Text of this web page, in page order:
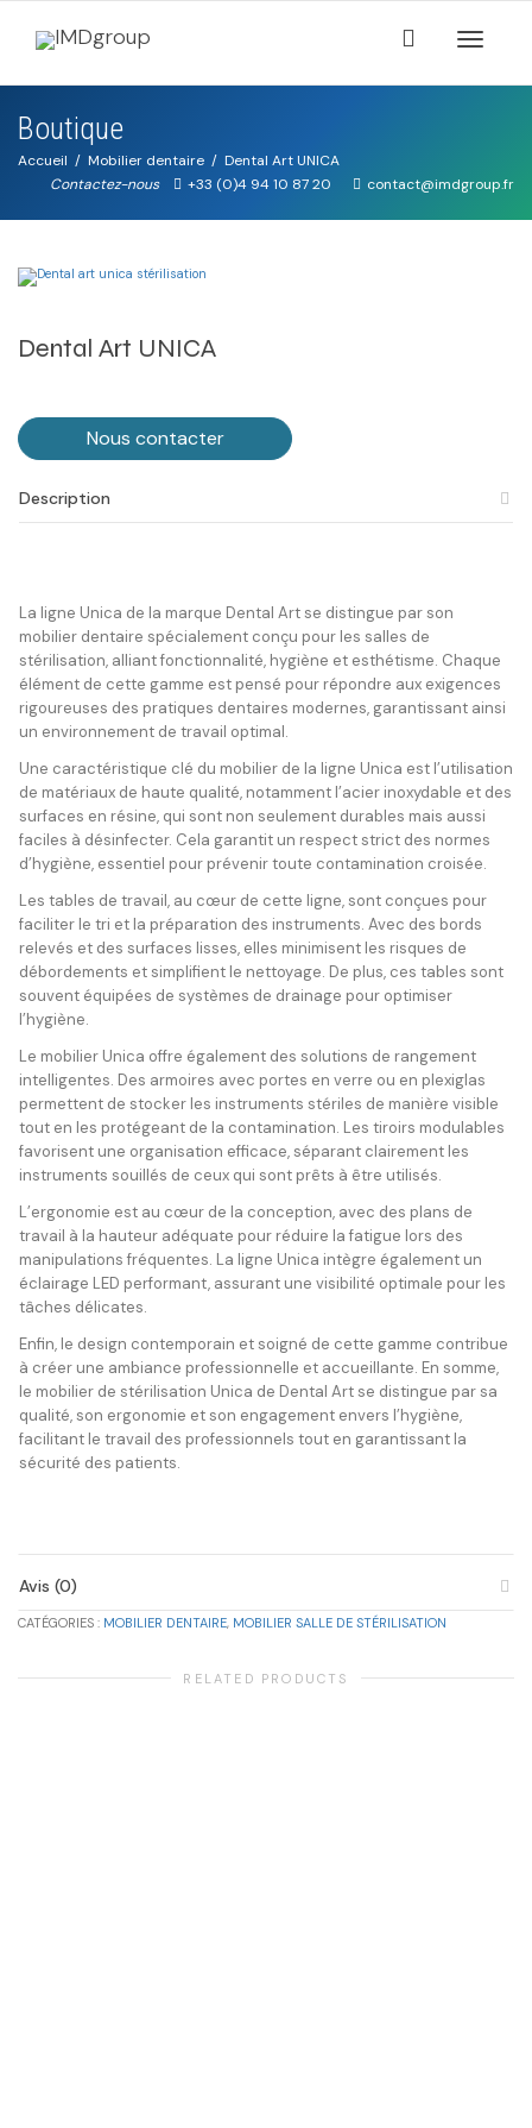
Boutique
Accueil Mobilier dentaire
Dental Art UNICA
Contactez-nous
+33 (0)4 94 10 87 20 contact@imdgroup.fr
Dental Art UNICA
Nous contacter
Description
La ligne Unica de la marque Dental Art se distingue par son
mobilier dentaire spécialement conçu pour les salles de
stérilisation, alliant fonctionnalité, hygiène et esthétisme. Chaque
élément de cette gamme est pensé pour répondre aux exigences
rigoureuses des pratiques dentaires modernes, garantissant ainsi
un environnement de travail optimal.
Une caractéristique clé du mobilier de la ligne Unica est l’utilisation
de matériaux de haute qualité, notamment l’acier inoxydable et des
surfaces en résine, qui sont non seulement durables mais aussi
faciles à désinfecter. Cela garantit un respect strict des normes
d’hygiène, essentiel pour prévenir toute contamination croisée.
Les tables de travail, au cœur de cette ligne, sont conçues pour
faciliter le tri et la préparation des instruments. Avec des bords
relevés et des surfaces lisses, elles minimisent les risques de
débordements et simplifient le nettoyage. De plus, ces tables sont
souvent équipées de systèmes de drainage pour optimiser
l’hygiène.
Le mobilier Unica offre également des solutions de rangement
intelligentes. Des armoires avec portes en verre ou en plexiglas
permettent de stocker les instruments stériles de manière visible
tout en les protégeant de la contamination. Les tiroirs modulables
favorisent une organisation efficace, séparant clairement les
instruments souillés de ceux qui sont prêts à être utilisés.
L’ergonomie est au cœur de la conception, avec des plans de
travail à la hauteur adéquate pour réduire la fatigue lors des
manipulations fréquentes. La ligne Unica intègre également un
éclairage LED performant, assurant une visibilité optimale pour les
tâches délicates.
Enfin, le design contemporain et soigné de cette gamme contribue
à créer une ambiance professionnelle et accueillante. En somme,
le mobilier de stérilisation Unica de Dental Art se distingue par sa
qualité, son ergonomie et son engagement envers l’hygiène,
facilitant le travail des professionnels tout en garantissant la
sécurité des patients.
Avis (0)
CATÉGORIES : MOBILIER DENTAIRE, MOBILIER SALLE DE STÉRILISATION
RELATED PRODUCTS